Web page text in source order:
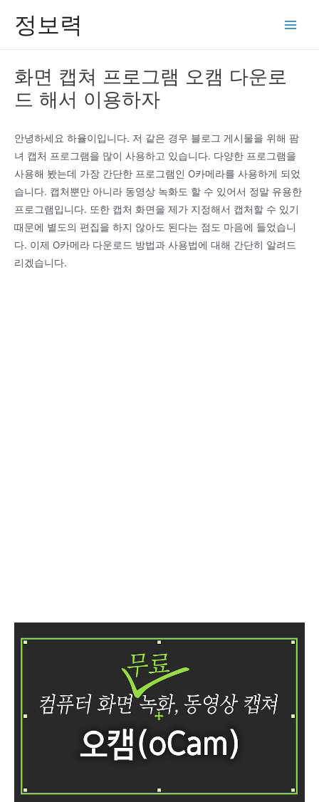
정보력
화면 캡쳐 프로그램 오캠 다운로
드 해서 이용하자
안녕하세요 하율이입니다. 저 같은 경우 블로그 게시물을 위해 팜
녀 캡처 프로그램을 많이 사용하고 있습니다. 다양한 프로그램을
사용해 봤는데 가장 간단한 프로그램인 O카메라를 사용하게 되었
습니다. 캡처뿐만 아니라 동영상 녹화도 할 수 있어서 정말 유용한
프로그램입니다. 또한 캡처 화면을 제가 지정해서 캡처할 수 있기
때문에 별도의 편집을 하지 않아도 된다는 점도 마음에 들었습니
다. 이제 O카메라 다운로드 방법과 사용법에 대해 간단히 알려드
리겠습니다.